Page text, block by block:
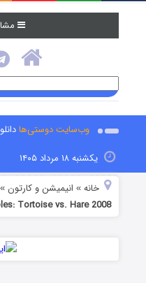
وب‌سایت دوستی‌ها
یکشنبه ۱۸ مرداد ۱۴۰۵
خانه » انیمیشن و کارتون
Tortoise vs. Hare 2008